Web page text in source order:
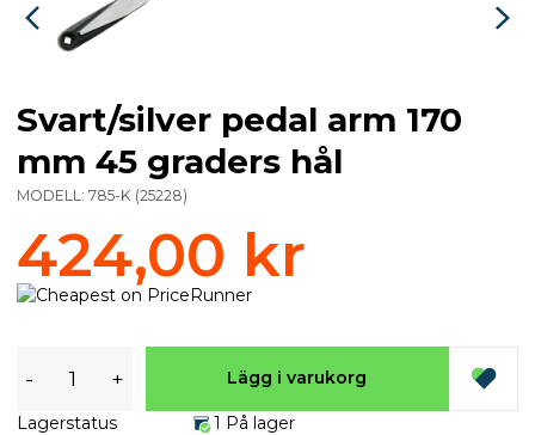
Svart/silver pedal arm 170
mm 45 graders hål
MODELL: 785-K (25228)
424,00 kr
- + Lägg i varukorg
Lagerstatus
1 På lager